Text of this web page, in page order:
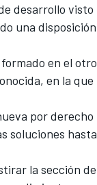
desarrollo visto
una disposición
en el otro
en la que
por derecho
soluciones hasta
la sección de